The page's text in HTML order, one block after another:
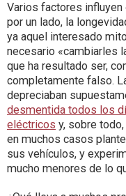
Varios factores
por un lado, la
ya aquel interesado
necesario «cambiarles
que ha resultado ser,
completamente falso.
depreciaban
desmentida todos los
eléctricos y, sobre
en muchos casos
sus vehículos, y
mucho menores de lo